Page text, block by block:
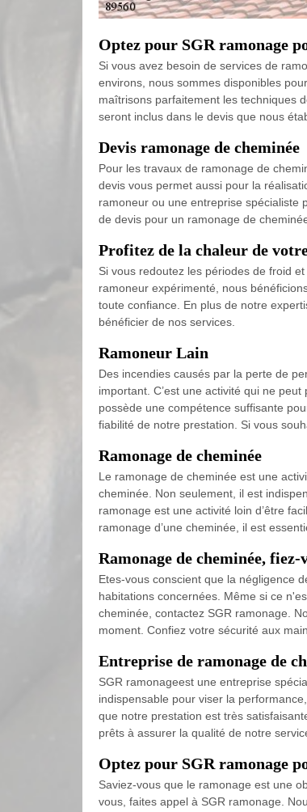
Optez pour SGR ramonage
Si vous avez besoin de services de
environs, nous sommes disponibles
maîtrisons parfaitement les techniques
seront inclus dans le devis que nous
Devis ramonage de cheminée
Pour les travaux de ramonage de
devis vous permet aussi pour la
ramoneur ou une entreprise spécialiste
de devis pour un ramonage de
Profitez de la chaleur de
Si vous redoutez les périodes de froid
ramoneur expérimenté, nous
toute confiance. En plus de notre
bénéficier de nos services.
Ramoneur Lain
Des incendies causés par la perte de
important. C’est une activité qui ne
possède une compétence suffisante
fiabilité de notre prestation. Si vous
Ramonage de cheminée
Le ramonage de cheminée est une
cheminée. Non seulement, il est
ramonage est une activité loin d’être
ramonage d’une cheminée, il est
Ramonage de cheminée,
Etes-vous conscient que la négligence
habitations concernées. Même si ce
cheminée, contactez SGR ramonage.
moment. Confiez votre sécurité aux
Entreprise de ramonage de
SGR ramonageest une entreprise
indispensable pour viser la
que notre prestation est très
prêts à assurer la qualité de notre
Optez pour SGR ramonage
Saviez-vous que le ramonage est une
vous, faites appel à SGR ramonage.